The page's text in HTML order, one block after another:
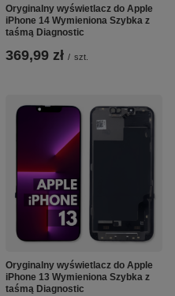
Oryginalny wyświetlacz do Apple
iPhone 14 Wymieniona Szybka z
taśmą Diagnostic
369,99 zł / szt.
Oryginalny wyświetlacz do Apple
iPhone 13 Wymieniona Szybka z
taśmą Diagnostic